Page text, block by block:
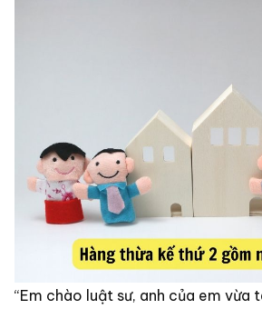
“Em chào luật sư, anh của em vừa